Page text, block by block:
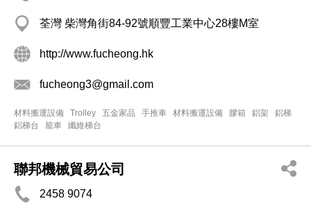
荃灣 柴灣角街84-92號順豐工業中心28樓M室
http://www.fucheong.hk
fucheong3@gmail.com
材料搬運設備 Trolley 五金家品 手推車 材料搬運設備 膠箱 鋁架
鋁梯
鋁梯台
籠車 纖維梯台
聯邦機械貿易公司
2458 9074